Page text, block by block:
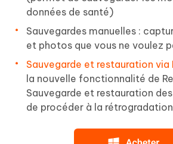
données de santé)
Sauvegardes manuelles :
et photos que vous ne voulez
Sauvegarde et restauration via
la nouvelle fonctionnalité de
Sauvegarde et restauration
de procéder à la rétrogradation